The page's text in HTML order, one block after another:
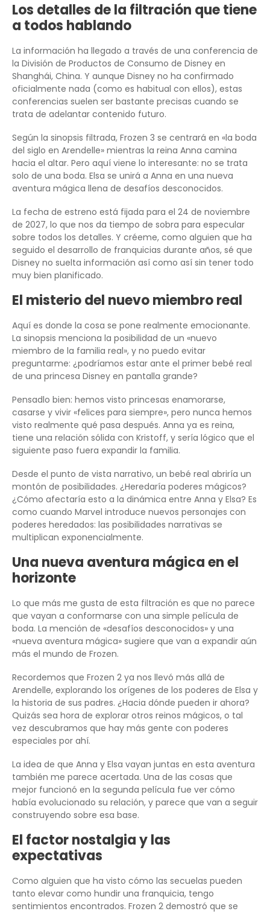
Los detalles de la filtración que tiene
a todos hablando
La información ha llegado a través de una conferencia de
la División de Productos de Consumo de Disney en
Shanghái, China. Y aunque Disney no ha confirmado
oficialmente nada (como es habitual con ellos), estas
conferencias suelen ser bastante precisas cuando se
trata de adelantar contenido futuro.
Según la sinopsis filtrada, Frozen 3 se centrará en «la boda
del siglo en Arendelle» mientras la reina Anna camina
hacia el altar. Pero aquí viene lo interesante: no se trata
solo de una boda. Elsa se unirá a Anna en una nueva
aventura mágica llena de desafíos desconocidos.
La fecha de estreno está fijada para el 24 de noviembre
de 2027, lo que nos da tiempo de sobra para especular
sobre todos los detalles. Y créeme, como alguien que ha
seguido el desarrollo de franquicias durante años, sé que
Disney no suelta información así como así sin tener todo
muy bien planificado.
El misterio del nuevo miembro real
Aquí es donde la cosa se pone realmente emocionante.
La sinopsis menciona la posibilidad de un «nuevo
miembro de la familia real», y no puedo evitar
preguntarme: ¿podríamos estar ante el primer bebé real
de una princesa Disney en pantalla grande?
Pensadlo bien: hemos visto princesas enamorarse,
casarse y vivir «felices para siempre», pero nunca hemos
visto realmente qué pasa después. Anna ya es reina,
tiene una relación sólida con Kristoff, y sería lógico que el
siguiente paso fuera expandir la familia.
Desde el punto de vista narrativo, un bebé real abriría un
montón de posibilidades. ¿Heredaría poderes mágicos?
¿Cómo afectaría esto a la dinámica entre Anna y Elsa? Es
como cuando Marvel introduce nuevos personajes con
poderes heredados: las posibilidades narrativas se
multiplican exponencialmente.
Una nueva aventura mágica en el
horizonte
Lo que más me gusta de esta filtración es que no parece
que vayan a conformarse con una simple película de
boda. La mención de «desafíos desconocidos» y una
«nueva aventura mágica» sugiere que van a expandir aún
más el mundo de Frozen.
Recordemos que Frozen 2 ya nos llevó más allá de
Arendelle, explorando los orígenes de los poderes de Elsa y
la historia de sus padres. ¿Hacia dónde pueden ir ahora?
Quizás sea hora de explorar otros reinos mágicos, o tal
vez descubramos que hay más gente con poderes
especiales por ahí.
La idea de que Anna y Elsa vayan juntas en esta aventura
también me parece acertada. Una de las cosas que
mejor funcionó en la segunda película fue ver cómo
había evolucionado su relación, y parece que van a seguir
construyendo sobre esa base.
El factor nostalgia y las
expectativas
Como alguien que ha visto cómo las secuelas pueden
tanto elevar como hundir una franquicia, tengo
sentimientos encontrados. Frozen 2 demostró que se